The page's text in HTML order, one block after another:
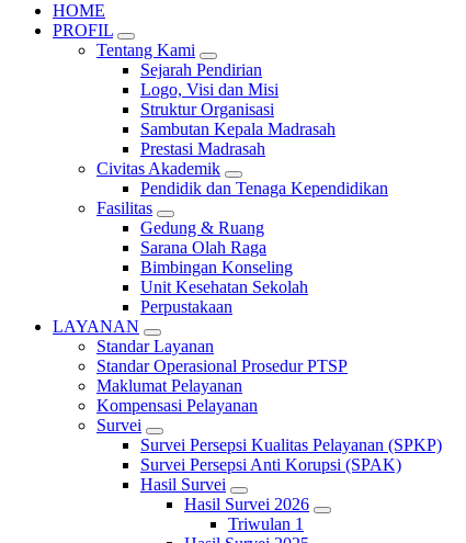
HOME
PROFIL
Tentang Kami
Sejarah Pendirian
Logo, Visi dan Misi
Struktur Organisasi
Sambutan Kepala Madrasah
Prestasi Madrasah
Civitas Akademik
Pendidik dan Tenaga Kependidikan
Fasilitas
Gedung & Ruang
Sarana Olah Raga
Bimbingan Konseling
Unit Kesehatan Sekolah
Perpustakaan
LAYANAN
Standar Layanan
Standar Operasional Prosedur PTSP
Maklumat Pelayanan
Kompensasi Pelayanan
Survei
Survei Persepsi Kualitas Pelayanan (SPKP)
Survei Persepsi Anti Korupsi (SPAK)
Hasil Survei
Hasil Survei 2026
Triwulan 1